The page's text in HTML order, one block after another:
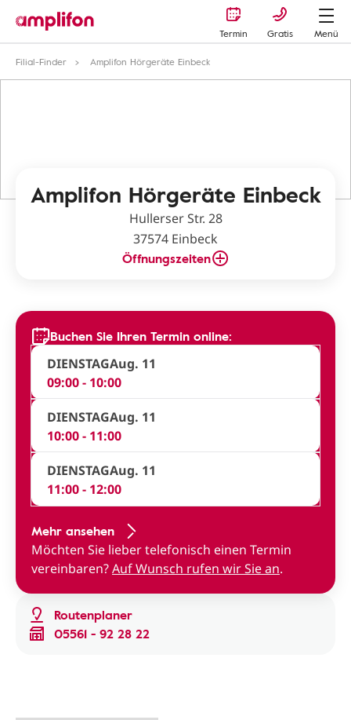
Termin Gratis
Menü
Filial-Finder
Amplifon Hörgeräte Einbeck
Amplifon Hörgeräte Einbeck
Hullerser Str. 28
37574 Einbeck
Öffnungszeiten
Routenplaner
05561 - 92 28 22
Buchen Sie Ihren Termin online:
DIENSTAGAug. 11
09:00 - 10:00
DIENSTAGAug. 11
10:00 - 11:00
DIENSTAGAug. 11
11:00 - 12:00
Mehr ansehen
Möchten Sie lieber telefonisch einen Termin
vereinbaren?Auf Wunsch rufen wir Sie an.